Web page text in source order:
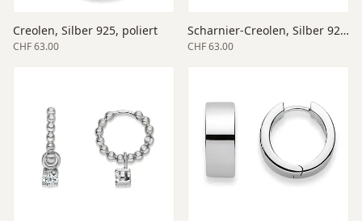
Creolen, Silber 925, poliert
CHF 63.00
Scharnier-Creolen, Silber 925, 14mm Aussendurchmesser, poliert
CHF 63.00